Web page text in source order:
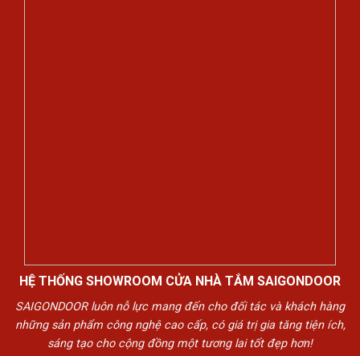
HỆ THỐNG SHOWROOM CỬA NHÀ TẮM SAIGONDOOR
SAIGONDOOR luôn nỗ lực mang đến cho đối tác và khách hàng
những sản phẩm công nghệ cao cấp, có giá trị gia tăng tiện ích,
sáng tạo cho cộng đồng một tương lai tốt đẹp hơn!